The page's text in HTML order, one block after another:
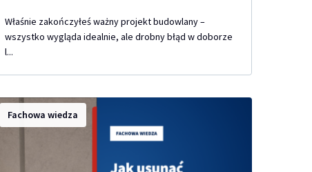
Właśnie zakończyłeś ważny projekt budowlany –
wszystko wygląda idealnie, ale drobny błąd w doborze
l...
Fachowa wiedza